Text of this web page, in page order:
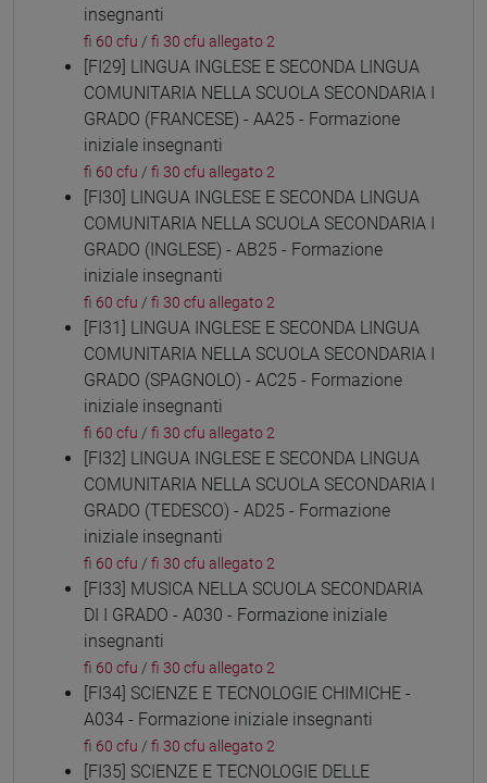
insegnanti
fi 60 cfu / fi 30 cfu allegato 2
[FI29] LINGUA INGLESE E SECONDA LINGUA
COMUNITARIA NELLA SCUOLA SECONDARIA I
GRADO (FRANCESE) - AA25 - Formazione
iniziale insegnanti
fi 60 cfu / fi 30 cfu allegato 2
[FI30] LINGUA INGLESE E SECONDA LINGUA
COMUNITARIA NELLA SCUOLA SECONDARIA I
GRADO (INGLESE) - AB25 - Formazione
iniziale insegnanti
fi 60 cfu / fi 30 cfu allegato 2
[FI31] LINGUA INGLESE E SECONDA LINGUA
COMUNITARIA NELLA SCUOLA SECONDARIA I
GRADO (SPAGNOLO) - AC25 - Formazione
iniziale insegnanti
fi 60 cfu / fi 30 cfu allegato 2
[FI32] LINGUA INGLESE E SECONDA LINGUA
COMUNITARIA NELLA SCUOLA SECONDARIA I
GRADO (TEDESCO) - AD25 - Formazione
iniziale insegnanti
fi 60 cfu / fi 30 cfu allegato 2
[FI33] MUSICA NELLA SCUOLA SECONDARIA
DI I GRADO - A030 - Formazione iniziale
insegnanti
fi 60 cfu / fi 30 cfu allegato 2
[FI34] SCIENZE E TECNOLOGIE CHIMICHE -
A034 - Formazione iniziale insegnanti
fi 60 cfu / fi 30 cfu allegato 2
[FI35] SCIENZE E TECNOLOGIE DELLE